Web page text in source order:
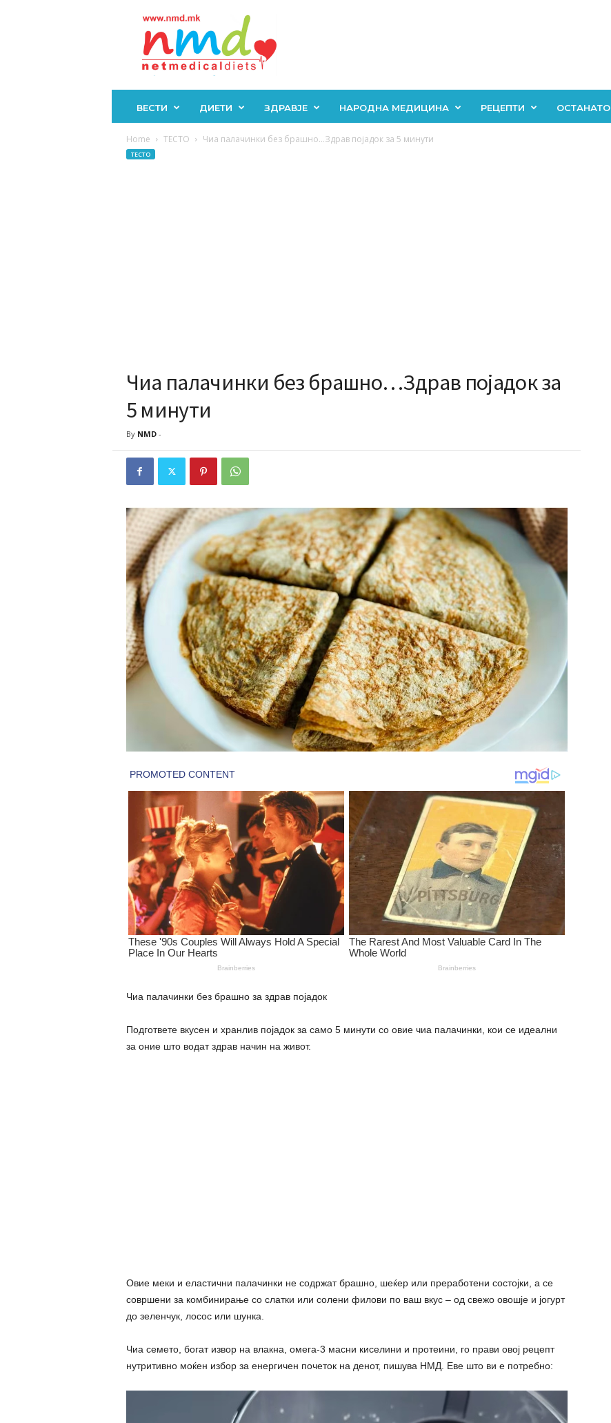
ВЕСТИ ДИЕТИ ЗДРАВЈЕ НАРОДНА МЕДИЦИНА РЕЦЕПТИ ОСТАНАТО
Home ТЕСТО Чиа палачинки без брашно…Здрав појадок за 5 минути
ТЕСТО
Чиа палачинки без брашно…Здрав појадок за
5 минути
By NMD-
Чиа палачинки без брашно за здрав појадок
Подгответе вкусен и хранлив појадок за само 5 минути со овие чиа палачинки, кои се идеални
за оние што водат здрав начин на живот.
Овие меки и еластични палачинки не содржат брашно, шеќер или преработени состојки, а се
совршени за комбинирање со слатки или солени филови по ваш вкус – од свежо овошје и јогурт
до зеленчук, лосос или шунка.
Чиа семето, богат извор на влакна, омега-3 масни киселини и протеини, го прави овој рецепт
нутритивно моќен избор за енергичен почеток на денот, пишува НМД. Еве што ви е потребно: